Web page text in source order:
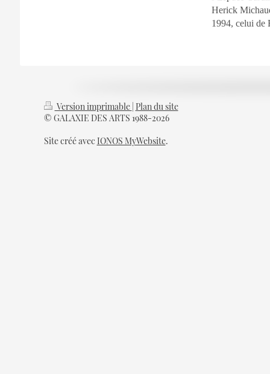
Herick
1994, celui de
Version imprimable Plan du site
© GALAXIE DES ARTS 1988-2026
Site créé avec IONOS MyWebsite.